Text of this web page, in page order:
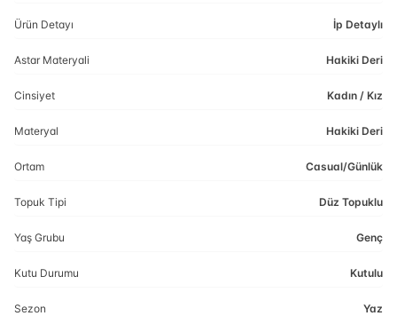
Ürün Detayı İp Detaylı
Astar Materyali Hakiki Deri
Cinsiyet Kadın / Kız
Materyal Hakiki Deri
Ortam Casual/Günlük
Topuk Tipi Düz Topuklu
Yaş Grubu Genç
Kutu Durumu Kutulu
Sezon Yaz